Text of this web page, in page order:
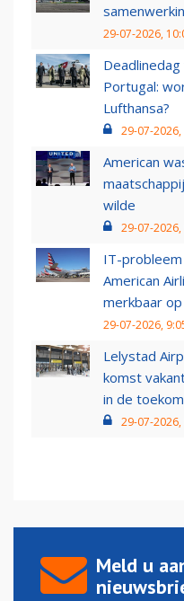
29-07-2026,
Portugal:
Lufthansa?
29-07-2026,
American
wilde
29-07-2026,
IT-
American
merkbaar op
29-07-2026,
Lelystad
komst
in de
29-07-2026,
Meld u